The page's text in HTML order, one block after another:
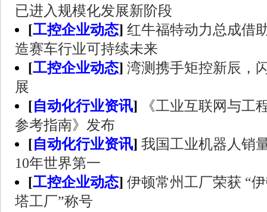
已进入规模化发展新阶段
[工控企业动态] 红牛福特动力总成借
造赛车行业可持续未来
[工控企业动态] 湾测携手矩控新辰，
展
[自动化行业资讯]
《工业互联网与工
参考指南》发布
[自动化行业资讯] 我国工业机器人销
10年世界第一
[工控企业动态] 伊顿常州工厂荣获 “
塔工厂”称号